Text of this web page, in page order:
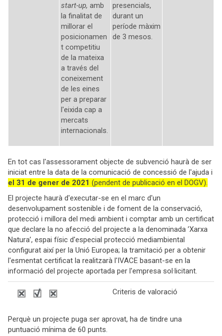
start-up, amb
la finalitat de
millorar el
posicionamen
t competitiu
de la mateixa
a través del
coneixement
de les eines
per a preparar
l'eixida cap a
mercats
internacionals.
presencials,
durant un
període màxim
de 3 mesos.
En tot cas l'assessorament objecte de subvenció haurà de ser
iniciat entre la data de la comunicació de concessió de l'ajuda i
el 31 de gener de 2021 (pendent de publicació en el DOGV).
El projecte haurà d'executar-se en el marc d'un
desenvolupament sostenible i de foment de la conservació,
protecció i millora del medi ambient i comptar amb un certificat
que declare la no afecció del projecte a la denominada ’Xarxa
Natura’, espai físic d'especial protecció mediambiental
configurat així per la Unió Europea; la tramitació per a obtenir
l'esmentat certificat la realitzarà l'IVACE basant-se en la
informació del projecte aportada per l'empresa sol·licitant.
Criteris de valoració
Perquè un projecte puga ser aprovat, ha de tindre una
puntuació mínima de 60 punts.